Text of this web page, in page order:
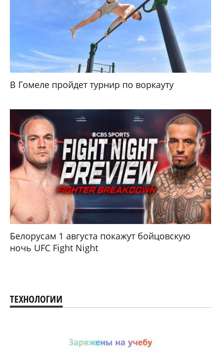
В Гомеле пройдет турнир по воркауту
Белорусам 1 августа покажут бойцовскую
ночь UFC Fight Night
ТЕХНОЛОГИИ